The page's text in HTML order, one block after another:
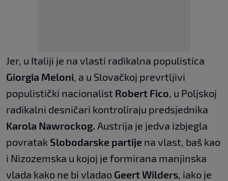
Jer, u Italiji je na vlasti radikalna populistica
Giorgia Meloni , a u Slovačkoj prevrtljivi
populistički nacionalist Robert Fico , u Poljskoj
radikalni desničari kontroliraju predsjednika
Karola Nawrockog. Austrija je jedva izbjegla
povratak Slobodarske partije na vlast, baš kao
i Nizozemska u kojoj je formirana manjinska
vlada kako ne bi vladao Geert Wilders , iako je